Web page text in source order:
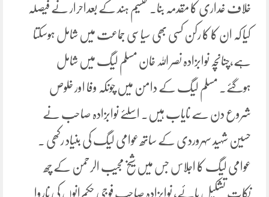
خلاف غداری کا مقدمہ بنا۔ تقسیم ہند کے بعداحرار نے فیصلہ
کیا کہ ان کا کا رکن کسی بھی سیاسی جماعت میں شامل ہوسکتا
ہے،چنانچہ نوابزادہ نصر اللہ خان مسلم لیگ میں شامل
ہوگئے۔ مسلم لیگ کے دامن میں چونکہ وفا اور خلوص
شروع دن سے نایاب ہیں۔ اسلئے نوابزادہ صاحب نے
حسین شہید سہروردی کے ساتھ عوامی لیگ کی بنیاد رکھی ۔
عوامی لیگ کا اجلاس جس میں شیخ مجیب الرحمن کے چھ
نکات تشکیل پائے، نوابزادہ صاحب فوجی حکمرانوں کی ناروا